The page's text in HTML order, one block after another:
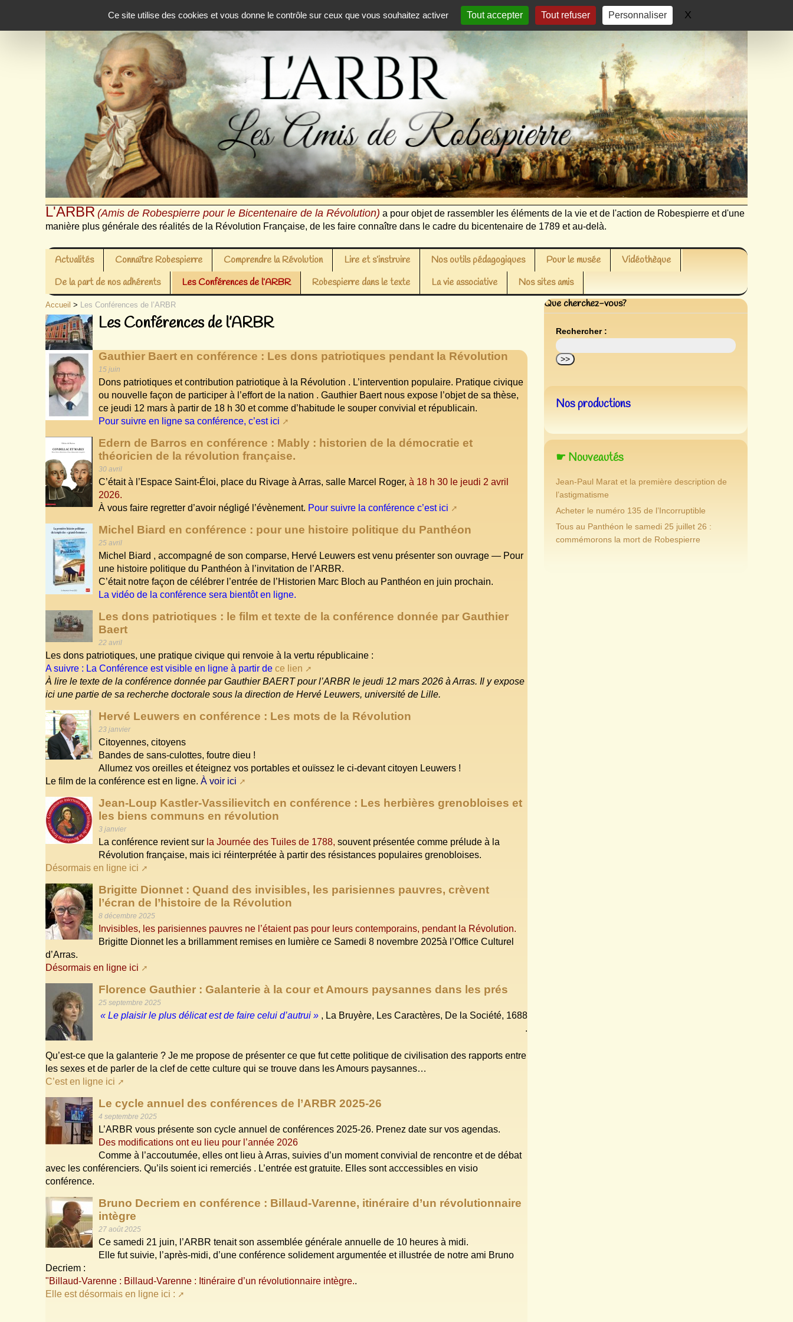
Ce site utilise des cookies et vous donne le contrôle sur ceux que vous souhaitez activer
Tout accepter Tout refuser Personnaliser X
L'ARBR (Amis de Robespierre pour le Bicentenaire de la Révolution) a pour objet de rassembler les éléments de la vie et de l'action de Robespierre et d'une
manière plus générale des réalités de la Révolution Française, de les faire connaître dans le cadre du bicentenaire de 1789 et au-delà.
Actualités Connaître Robespierre Comprendre la Révolution Lire et s’instruire Nos outils pédagogiques Pour le musée
Vidéothèque
De la part de nos adhérents
Les Conférences de l’ARBR Robespierre dans le texte La vie associative Nos sites amis
Accueil > Les Conférences de l’ARBR
Les Conférences de l’ARBR
Gauthier Baert en conférence : Les dons patriotiques pendant la Révolution
15 juin
Dons patriotiques et contribution patriotique à la Révolution . L’intervention populaire. Pratique civique
ou nouvelle façon de participer à l’effort de la nation . Gauthier Baert nous expose l’objet de sa thèse,
ce jeudi 12 mars à partir de 18 h 30 et comme d’habitude le souper convivial et républicain.
Pour suivre en ligne sa conférence, c’est ici
Edern de Barros en conférence : Mably : historien de la démocratie et
théoricien de la révolution française.
30 avril
C’était à l’Espace Saint-Éloi, place du Rivage à Arras, salle Marcel Roger,à 18 h 30 le jeudi 2 avril
2026.
À vous faire regretter d’avoir négligé l’évènement. Pour suivre la conférence c’est ici
Michel Biard en conférence : pour une histoire politique du Panthéon
25 avril
Michel Biard , accompagné de son comparse, Hervé Leuwers est venu présenter son ouvrage — Pour
une histoire politique du Panthéon à l’invitation de l’ARBR.
C’était notre façon de célébrer l’entrée de l’Historien Marc Bloch au Panthéon en juin prochain.
La vidéo de la conférence sera bientôt en ligne.
Les dons patriotiques : le film et texte de la conférence donnée par Gauthier
Baert
22 avril
Les dons patriotiques, une pratique civique qui renvoie à la vertu républicaine :
A suivre : La Conférence est visible en ligne à partir de ce lien
À lire le texte de la conférence donnée par Gauthier BAERT pour l’ARBR le jeudi 12 mars 2026 à Arras. Il y expose
ici une partie de sa recherche doctorale sous la direction de Hervé Leuwers, université de Lille.
Hervé Leuwers en conférence : Les mots de la Révolution
23 janvier
Citoyennes, citoyens
Bandes de sans-culottes, foutre dieu !
Allumez vos oreilles et éteignez vos portables et ouïssez le ci-devant citoyen Leuwers !
Le film de la conférence est en ligne.À voir ici
Jean-Loup Kastler-Vassilievitch en conférence : Les herbières grenobloises et
les biens communs en révolution
3 janvier
La conférence revient sur la Journée des Tuiles de 1788, souvent présentée comme prélude à la
Révolution française, mais ici réinterprétée à partir des résistances populaires grenobloises.
Désormais en ligne ici
Brigitte Dionnet : Quand des invisibles, les parisiennes pauvres, crèvent
l’écran de l’histoire de la Révolution
8 décembre 2025
Invisibles, les parisiennes pauvres ne l’étaient pas pour leurs contemporains, pendant la Révolution.
Brigitte Dionnet les a brillamment remises en lumière ce Samedi 8 novembre 2025à l’Office Culturel
d’Arras.
Désormais en ligne ici
Florence Gauthier : Galanterie à la cour et Amours paysannes dans les prés
25 septembre 2025
« Le plaisir le plus délicat est de faire celui d’autrui » , La Bruyère, Les Caractères, De la Société, 1688
.
Qu’est-ce que la galanterie ? Je me propose de présenter ce que fut cette politique de civilisation des rapports entre
les sexes et de parler de la clef de cette culture qui se trouve dans les Amours paysannes…
C’est en ligne ici
Le cycle annuel des conférences de l’ARBR 2025-26
4 septembre 2025
L’ARBR vous présente son cycle annuel de conférences 2025-26. Prenez date sur vos agendas.
Des modifications ont eu lieu pour l’année 2026
Comme à l’accoutumée, elles ont lieu à Arras, suivies d’un moment convivial de rencontre et de débat
avec les conférenciers. Qu’ils soient ici remerciés . L’entrée est gratuite. Elles sont acccessibles en visio
conférence.
Bruno Decriem en conférence : Billaud-Varenne, itinéraire d’un révolutionnaire
intègre
27 août 2025
Ce samedi 21 juin, l’ARBR tenait son assemblée générale annuelle de 10 heures à midi.
Elle fut suivie, l’après-midi, d’une conférence solidement argumentée et illustrée de notre ami Bruno
Decriem :
"Billaud-Varenne : Billaud-Varenne : Itinéraire d’un révolutionnaire intègre..
Elle est désormais en ligne ici :
Que cherchez-vous?
Rechercher :
Nos productions
☛ Nouveautés
Jean-Paul Marat et la première description de
l’astigmatisme
Acheter le numéro 135 de l’Incorruptible
Tous au Panthéon le samedi 25 juillet 26 :
commémorons la mort de Robespierre